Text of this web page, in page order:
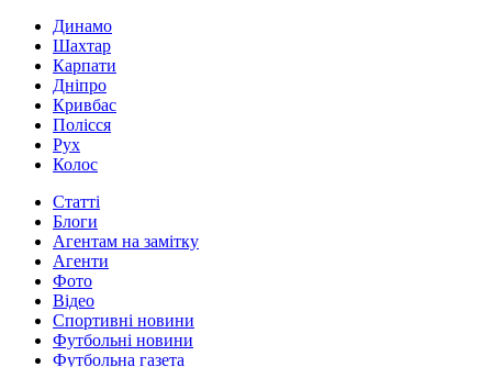
Динамо
Шахтар
Карпати
Дніпро
Кривбас
Полісся
Рух
Колос
Статті
Блоги
Агентам на замітку
Агенти
Фото
Відео
Спортивні новини
Футбольні новини
Футбольна газета